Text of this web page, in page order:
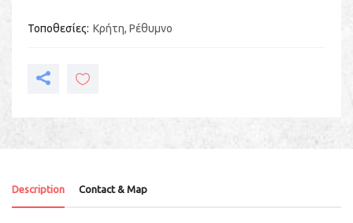
Τοποθεσίες Κρήτη, Ρέθυμνο
Description Contact & Map